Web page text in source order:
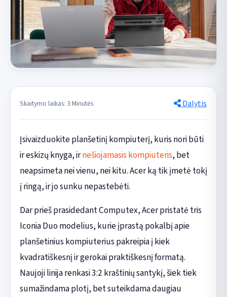
Skaitymo laikas: 3 Minutės Dalytis
Įsivaizduokite planšetinį kompiuterį, kuris nori būti
ir eskizų knyga, irnešiojamasis kompiuteris, bet
neapsimeta nei vienu, nei kitu. Acer ką tik įmetė tokį
į ringą, ir jo sunku nepastebėti.
Dar prieš prasidedant Computex, Acer pristatė tris
Iconia Duo modelius, kurie įprastą pokalbį apie
planšetinius kompiuterius pakreipia į kiek
kvadratiškesnį ir gerokai praktiškesnį formatą.
Naujoji linija renkasi 3:2 kraštinių santykį, šiek tiek
sumažindama plotį, bet suteikdama daugiau